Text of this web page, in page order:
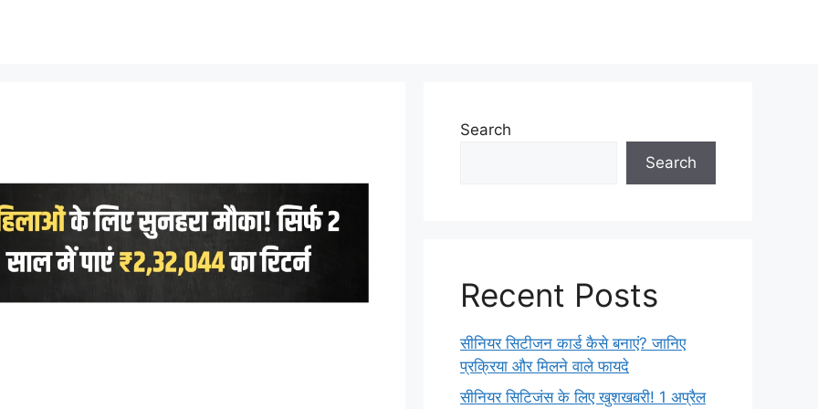
Search
Search
Recent Posts
सीनियर सिटीजन कार्ड कैसे बनाएं? जानिए
प्रक्रिया और मिलने वाले फायदे
सीनियर सिटिजंस के लिए खुशखबरी! 1 अप्रैल